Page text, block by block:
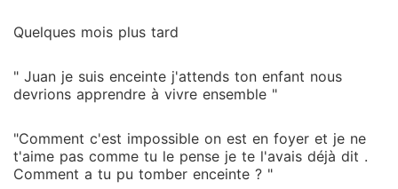
Quelques mois plus tard
" Juan je suis enceinte j'attends ton enfant nous
devrions apprendre à vivre ensemble "
"Comment c'est impossible on est en foyer et je ne
t'aime pas comme tu le pense je te l'avais déjà dit .
Comment a tu pu tomber enceinte ? "